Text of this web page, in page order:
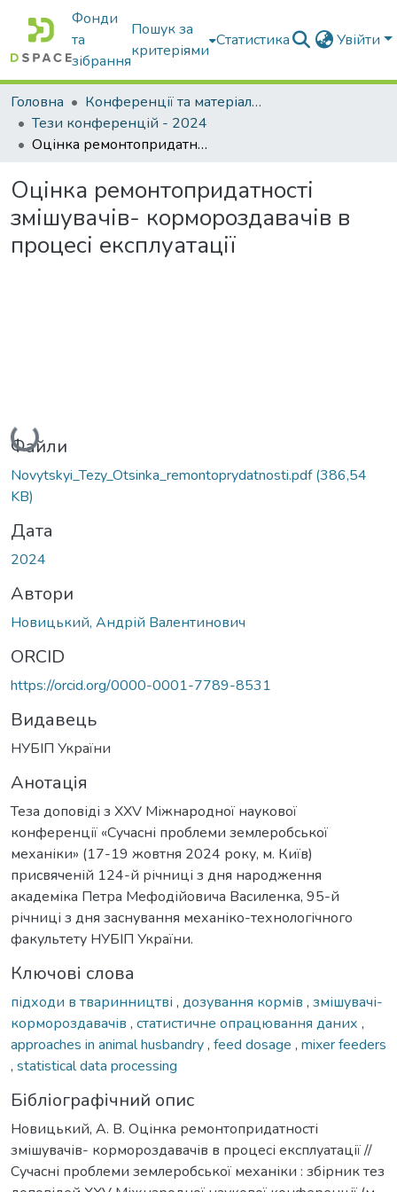
Фонди
та
зібрання
Пошук за
критеріями
Статистика Увійти
Головна
Конференції та матеріали конференцій
Тези конференцій - 2024
Оцінка ремонтопридатності змішувачів- кормороздавачів в процесі експлуатації
Оцінка ремонтопридатності
змішувачів- кормороздавачів в
процесі експлуатації
Вантажиться...
Файли
Novytskyi_Tezy_Otsinka_remontoprydatnosti.pdf(386,54
KB)
Дата
2024
Автори
Новицький, Андрій Валентинович
ORCID
https://orcid.org/0000-0001-7789-8531
Видавець
НУБІП України
Анотація
Теза доповіді з XXV Міжнародної наукової
конференції «Сучасні проблеми землеробської
механіки» (17-19 жовтня 2024 року, м. Київ)
присвяченій 124-й річниці з дня народження
академіка Петра Мефодійовича Василенка, 95-й
річниці з дня заснування механіко-технологічного
факультету НУБІП України.
Ключові слова
підходи в тваринництві , дозування кормів , змішувачі-
кормороздавачів , статистичне опрацювання даних ,
approaches in animal husbandry, feed dosage , mixer feeders
, statistical data processing
Бібліографічний опис
Новицький, А. В. Оцінка ремонтопридатності
змішувачів- кормороздавачів в процесі експлуатації //
Сучасні проблеми землеробської механіки : збірник тез